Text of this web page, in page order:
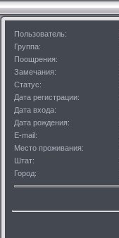
Пользователь:
Группа:
Поощрения:
Замечания:
Статус:
Дата регистрации:
Дата входа:
Дата рождения:
E-mail:
Место проживания:
Штат:
Город: